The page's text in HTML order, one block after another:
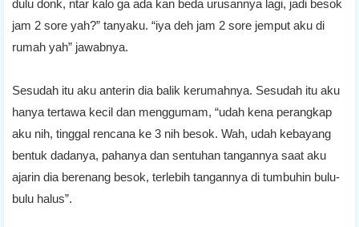
dulu donk, ntar kalo ga ada kan beda urusannya lagi, jadi besok
jam 2 sore yah?” tanyaku. “iya deh jam 2 sore jemput aku di
rumah yah” jawabnya.
Sesudah itu aku anterin dia balik kerumahnya. Sesudah itu aku
hanya tertawa kecil dan menggumam, “udah kena perangkap
aku nih, tinggal rencana ke 3 nih besok. Wah, udah kebayang
bentuk dadanya, pahanya dan sentuhan tangannya saat aku
ajarin dia berenang besok, terlebih tangannya di tumbuhin bulu-
bulu halus”.